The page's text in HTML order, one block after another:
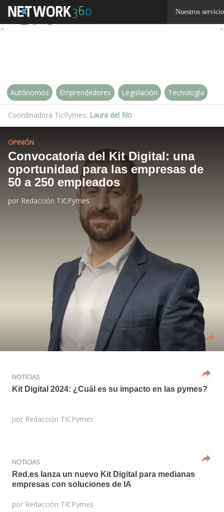
Nuestros
Autónomos Emprendedores Legislación Tecnología
Coordinadora TicPymes: Laura del Río
OPINIÓN
Convocatoria del Kit Digital: una
oportunidad para las empresas de
50 a 250 empleados
por Redacción TICPymes
NOTICIAS
Kit Digital 2024: ¿Cuál es su impacto en las pymes?
por Redacción TICPymes
NOTICIAS
Red.es lanza un nuevo Kit Digital para medianas
empresas con soluciones de IA
por Redacción TICPymes